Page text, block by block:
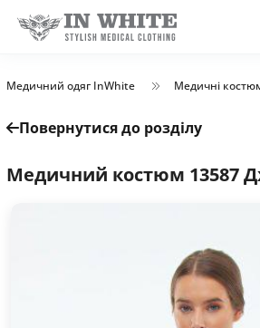
Медичний одяг InWhite Медичні
Повернутися до розділу
Медичний костюм 13587